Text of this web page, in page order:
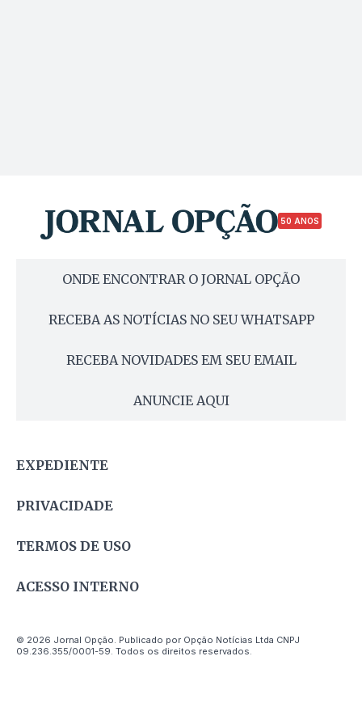
50 ANOS
ONDE ENCONTRAR O JORNAL OPÇÃO
RECEBA AS NOTÍCIAS NO SEU WHATSAPP
RECEBA NOVIDADES EM SEU EMAIL
ANUNCIE AQUI
EXPEDIENTE
PRIVACIDADE
TERMOS DE USO
ACESSO INTERNO
© 2026 Jornal Opção. Publicado por Opção Notícias Ltda CNPJ
09.236.355/0001-59. Todos os direitos reservados.